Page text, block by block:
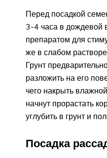
Перед посадкой
3-4 часа в дождевой
препаратом для
же в слабом
Грунт
разложить на его
чего накрыть
начнут прорастать
углубить в грунт и
Посадка